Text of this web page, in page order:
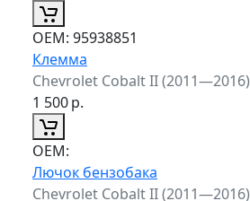
ОЕМ: 95938851
Клемма
Chevrolet Cobalt II (2011—2016)
1 500р.
ОЕМ:
Лючок бензобака
Chevrolet Cobalt II (2011—2016)